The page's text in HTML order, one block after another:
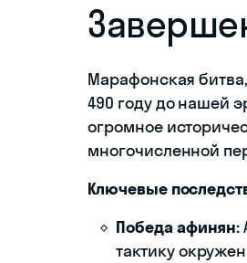
Марафонская
490 году до нашей
огромное
многочисленной
Ключевые
Победа афинян:
тактику